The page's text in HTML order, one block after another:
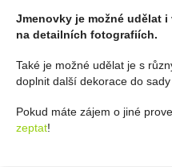
Jmenovky je možné udělat
na detailních fotografiích.
Také je možné udělat je s
doplnit další dekorace do
Pokud máte zájem o jiné
zeptat!